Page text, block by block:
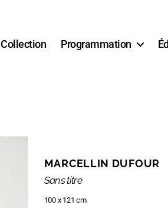
Collection Programmation
MARCELLIN DUFOUR
Sans titre
100 x 121 cm